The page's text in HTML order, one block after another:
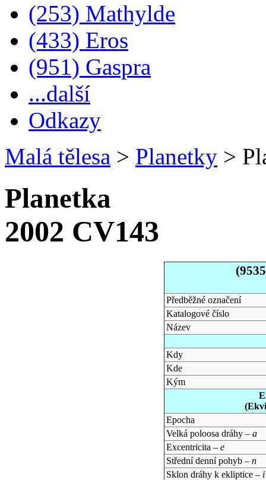
(253) Mathylde
(433) Eros
(951) Gaspra
...další
Odkazy
Malá tělesa > Planetky >
Planetka
2002 CV143
Předběžné označení
Katalogové číslo
Název
Kdy
Kde
Kým
Epocha
Velká poloosa dráhy – a
Excentricita – e
Střední denní pohyb – n
Sklon dráhy k ekliptice – i